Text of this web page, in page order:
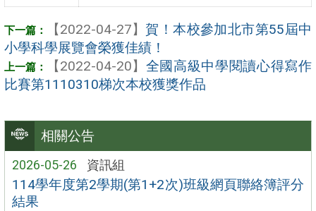
相關公告
2026-05-26 資訊組
114學年度第2學期(第1+2次)班級網頁聯絡簿評分
結果
【2022-04-27】 賀！本校參加北市第55屆中
小學科學展覽會榮獲佳績！
【2022-04-20】 全國高級中學閱讀心得寫作
比賽第1110310梯次本校獲獎作品